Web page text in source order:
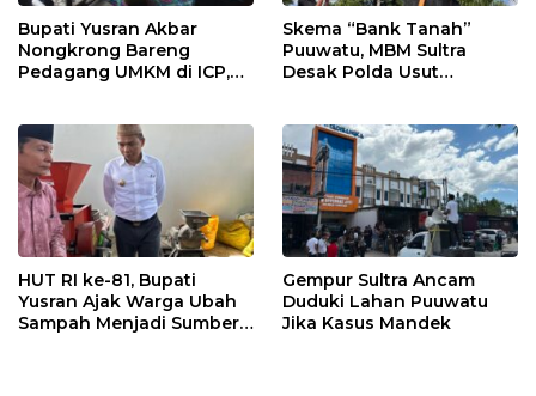
Bupati Yusran Akbar
Nongkrong Bareng
Pedagang UMKM di ICP,
Kerakyatan
Skema “Bank Tanah”
Puuwatu, MBM Sultra
Desak Polda Usut
HUT RI ke-81, Bupati
Yusran Ajak Warga Ubah
Sampah Menjadi Sumber
Gempur Sultra Ancam
Duduki Lahan Puuwatu
Jika Kasus Mandek